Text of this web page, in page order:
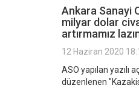
Ankara Sanayi
milyar dolar
artırmamız
12 Haziran 2020
ASO yapılan yazılı
düzenlenen